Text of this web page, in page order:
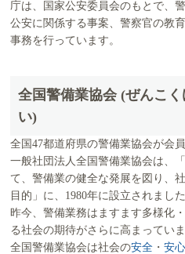
庁は、国家公安委員会のもとで、
公安に関係する事案、警察官の教
事務を行っています。
全国警備業協会 (ぜんこ
い)
全国47都道府県の警備業協会が会
一般社団法人全国警備業協会は、
て、警備業の健全な発展を図り、
目的」に、1980年に設立されました
昨今、警備業務はますます多様化
る社会の期待がさらに高まってい
全国警備業協会は社会の安全 ・安心